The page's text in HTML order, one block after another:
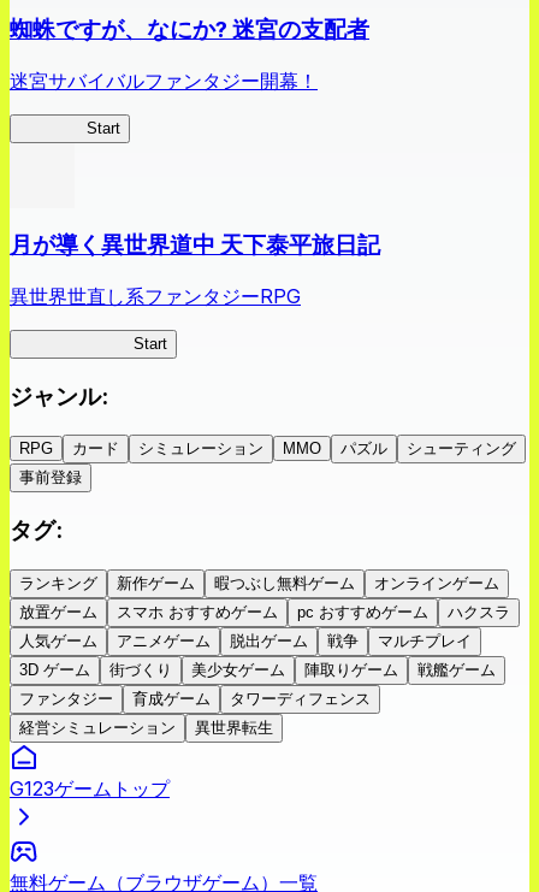
蜘蛛ですが、なにか? 迷宮の支配者
迷宮サバイバルファンタジー開幕！
Start
月が導く異世界道中 天下泰平旅日記
異世界世直し系ファンタジーRPG
Start
ジャンル:
RPG カード シミュレーション MMO パズル
シューティング
事前登録
タグ:
ランキング 新作ゲーム 暇つぶし無料ゲーム
オンラインゲーム
放置ゲーム
スマホ おすすめゲーム pc おすすめゲーム
ハクスラ
人気ゲーム
アニメゲーム 脱出ゲーム 戦争
マルチプレイ
3D ゲーム
街づくり 美少女ゲーム 陣取りゲーム
戦艦ゲーム
ファンタジー
育成ゲーム
タワーディフェンス
経営シミュレーション
異世界転生
G123ゲームトップ
無料ゲーム（ブラウザゲーム）一覧